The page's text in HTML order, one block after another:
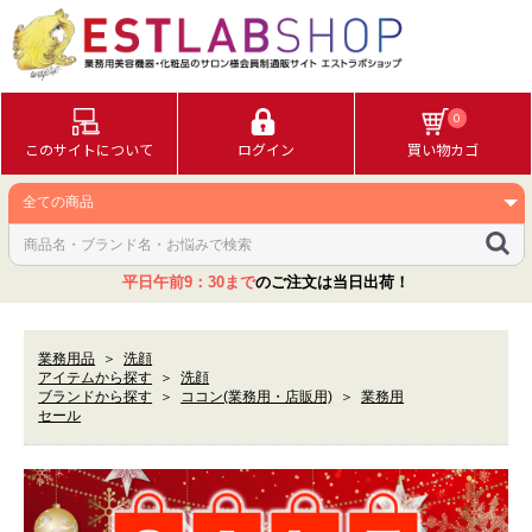
このサイトについて ログイン
0
買い物カゴ
平日午前9：30までのご注文は当日出荷！
業務用品 ＞
洗顔
アイテムから探す
＞
洗顔
ブランドから探す
＞ ココン(業務用・店販用) ＞
業務用
セール